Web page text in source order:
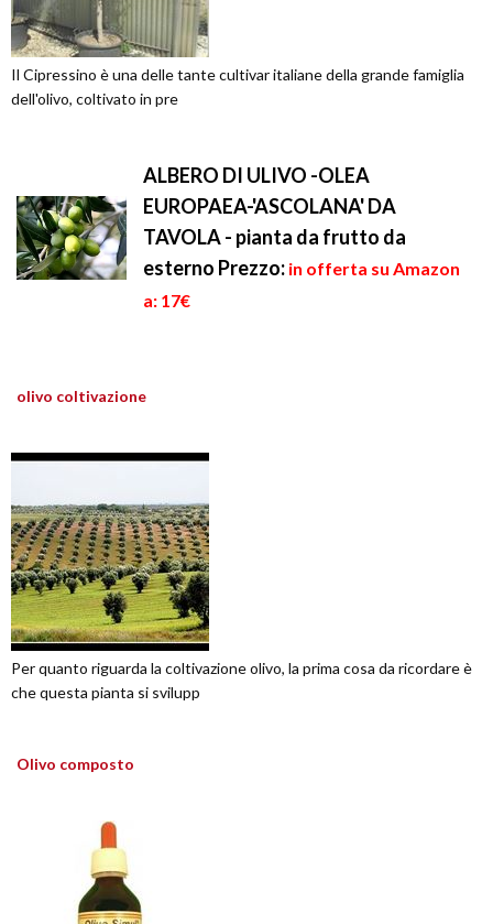
Il Cipressino è una delle tante cultivar italiane della grande famiglia
dell'olivo, coltivato in pre
ALBERO DI ULIVO -OLEA
EUROPAEA-'ASCOLANA' DA
TAVOLA - pianta da frutto da
esterno Prezzo: in offerta su Amazon
a: 17€
olivo coltivazione
Per quanto riguarda la coltivazione olivo, la prima cosa da ricordare è
che questa pianta si svilupp
Olivo composto